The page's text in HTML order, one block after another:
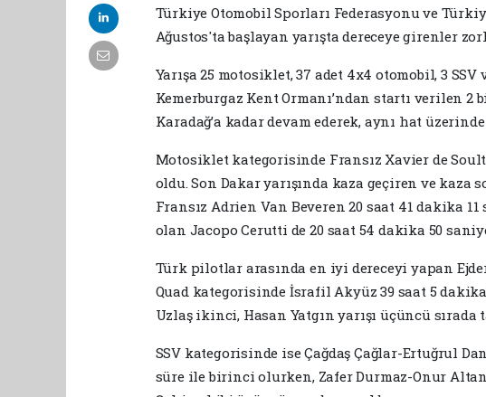
Türkiye Otomobil Sporları Federasyonu ve
Ağustos'ta başlayan yarışta dereceye girenler
Yarışa 25 motosiklet, 37 adet 4x4 otomobil, 3 SSV
Kemerburgaz Kent Ormanı’ndan startı verilen 2
Karadağ’a kadar devam ederek, aynı hat
Motosiklet kategorisinde Fransız Xavier de
oldu. Son Dakar yarışında kaza geçiren ve kaza
Fransız Adrien Van Beveren 20 saat 41 dakika
olan Jacopo Cerutti de 20 saat 54 dakika 50
Türk pilotlar arasında en iyi dereceyi yapan
Quad kategorisinde İsrafil Akyüz 39 saat 5
Uzlaş ikinci, Hasan Yatgın yarışı üçüncü sırada
SSV kategorisinde ise Çağdaş Çağlar-Ertuğrul
süre ile birinci olurken, Zafer Durmaz-Onur